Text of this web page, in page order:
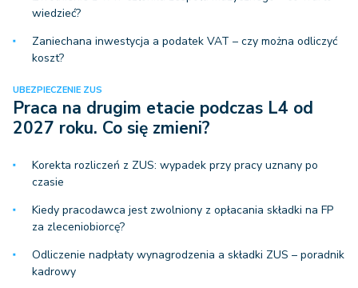
wiedzieć?
Zaniechana inwestycja a podatek VAT – czy można odliczyć
koszt?
UBEZPIECZENIE ZUS
Praca na drugim etacie podczas L4 od
2027 roku. Co się zmieni?
Korekta rozliczeń z ZUS: wypadek przy pracy uznany po
czasie
Kiedy pracodawca jest zwolniony z opłacania składki na FP
za zleceniobiorcę?
Odliczenie nadpłaty wynagrodzenia a składki ZUS – poradnik
kadrowy